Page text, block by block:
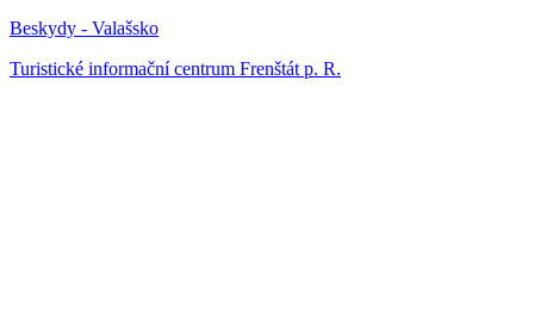
Beskydy - Valašsko
Turistické informační centrum Frenštát p. R.